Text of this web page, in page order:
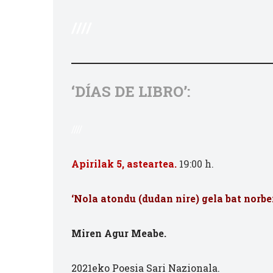
‘DÍAS DE LIBRO’:
Apirilak 5, asteartea. 19:00 h.
‘Nola atondu (dudan nire) gela bat
Miren Agur Meabe.
2021eko Poesia Sari Nazionala.